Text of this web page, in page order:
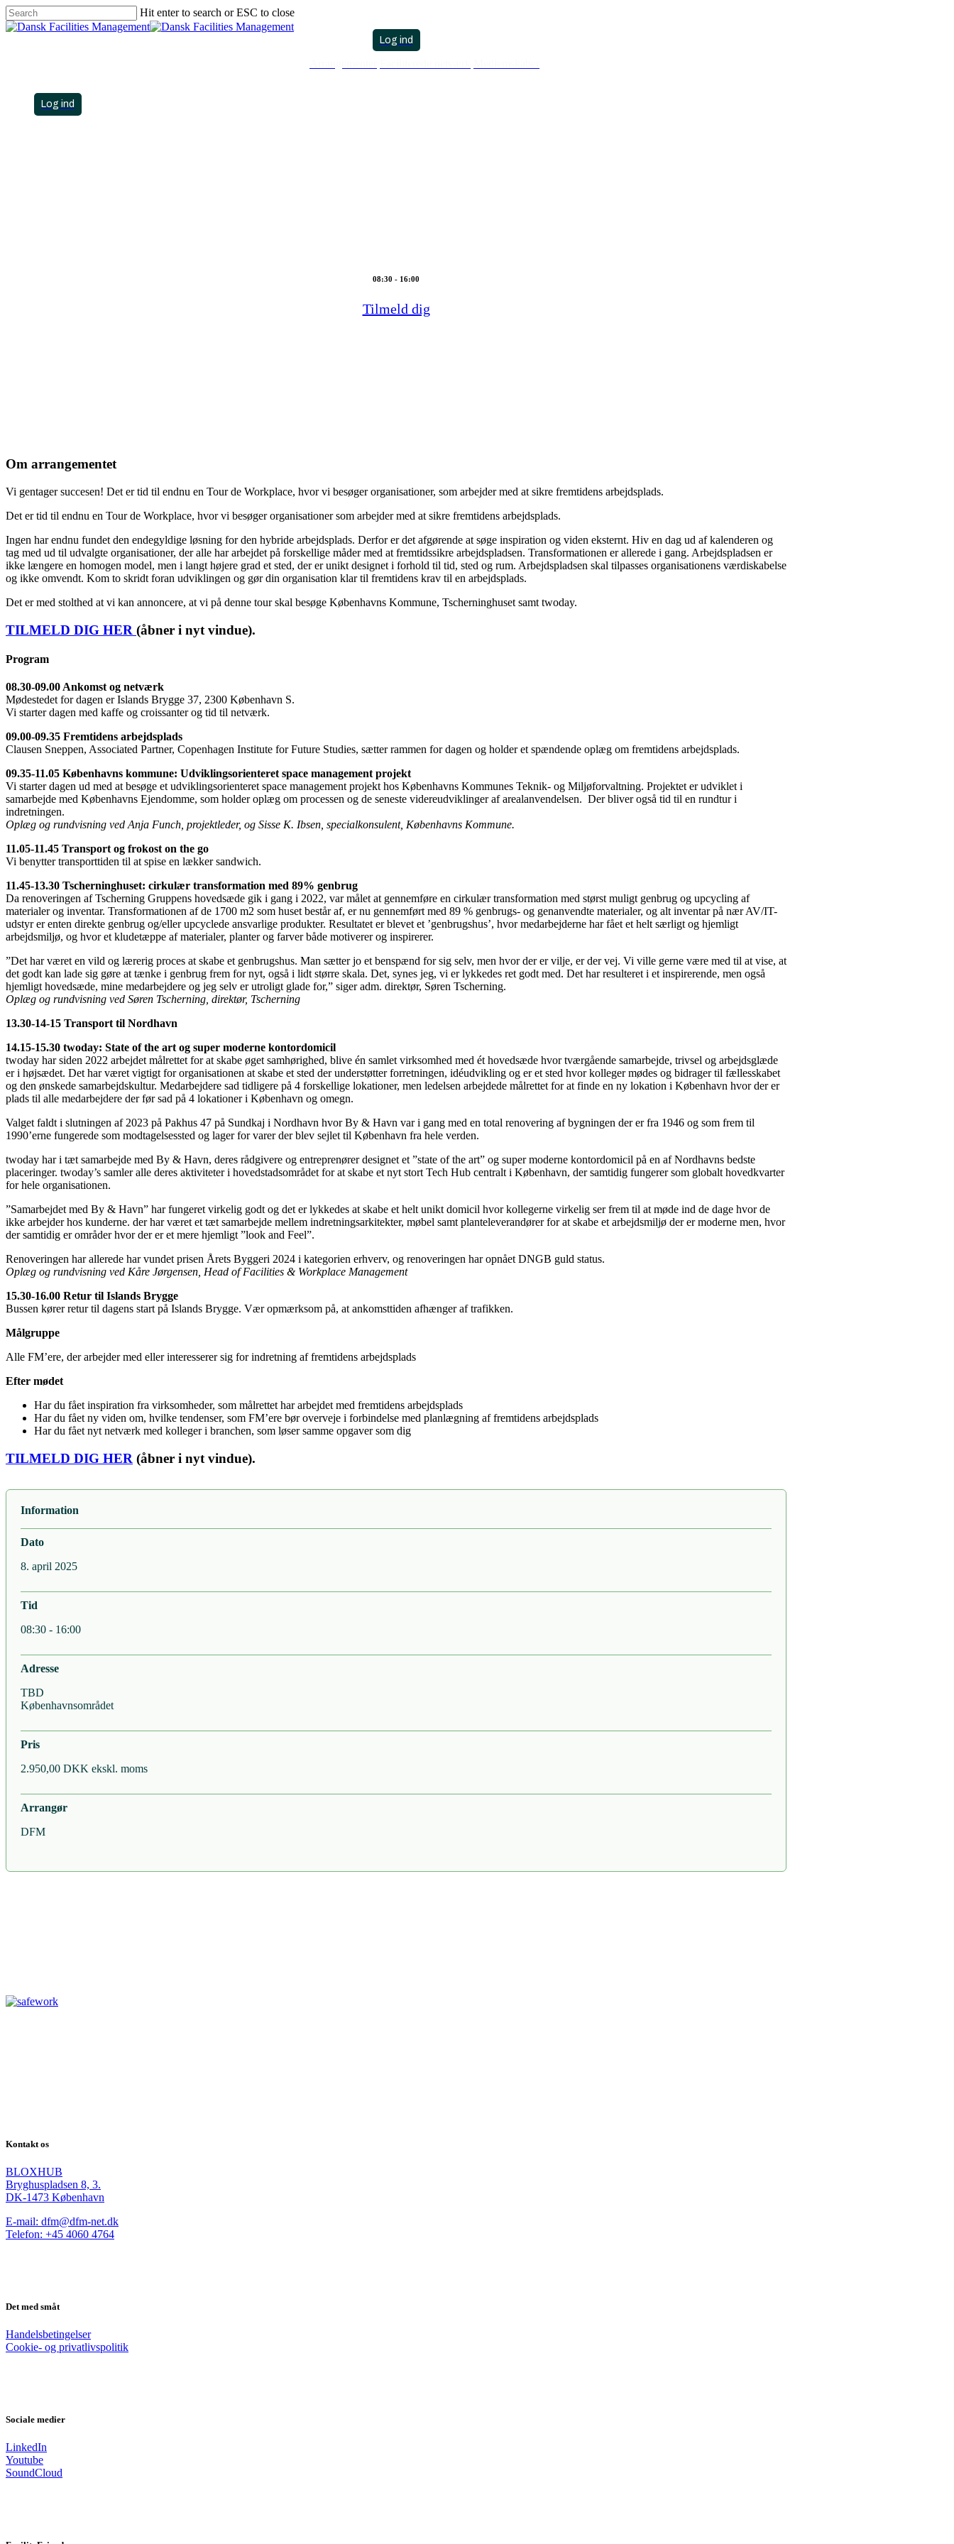
Hit enter to search or ESC to close
Close
search
account
Menu
search
Menu
08:30 - 16:00
Tilmeld dig
Om arrangementet
Vi gentager succesen! Det er tid til endnu en Tour de Workplace, hvor vi besøger organisationer, som arbejder med at sikre fremtidens arbejdsplads.
Det er tid til endnu en Tour de Workplace, hvor vi besøger organisationer som arbejder med at sikre fremtidens arbejdsplads.
Ingen har endnu fundet den endegyldige løsning for den hybride arbejdsplads. Derfor er det afgørende at søge inspiration og viden eksternt. Hiv en dag ud af kalenderen og
tag med ud til udvalgte organisationer, der alle har arbejdet på forskellige måder med at fremtidssikre arbejdspladsen. Transformationen er allerede i gang. Arbejdspladsen er
ikke længere en homogen model, men i langt højere grad et sted, der er unikt designet i forhold til tid, sted og rum. Arbejdspladsen skal tilpasses organisationens værdiskabelse
og ikke omvendt. Kom to skridt foran udviklingen og gør din organisation klar til fremtidens krav til en arbejdsplads.
Det er med stolthed at vi kan annoncere, at vi på denne tour skal besøge Københavns Kommune, Tscherninghuset samt twoday.
TILMELD DIG HER (åbner i nyt vindue).
Program
08.30-09.00 Ankomst og netværk
Mødestedet for dagen er Islands Brygge 37, 2300 København S.
Vi starter dagen med kaffe og croissanter og tid til netværk.
09.00-09.35 Fremtidens arbejdsplads
Clausen Sneppen, Associated Partner, Copenhagen Institute for Future Studies, sætter rammen for dagen og holder et spændende oplæg om fremtidens arbejdsplads.
09.35-11.05 Københavns kommune: Udviklingsorienteret space management projekt
Vi starter dagen ud med at besøge et udviklingsorienteret space management projekt hos Københavns Kommunes Teknik- og Miljøforvaltning. Projektet er udviklet i
samarbejde med Københavns Ejendomme, som holder oplæg om processen og de seneste videreudviklinger af arealanvendelsen. Der bliver også tid til en rundtur i
indretningen.
Oplæg og rundvisning ved Anja Funch, projektleder, og Sisse K. Ibsen, specialkonsulent, Københavns Kommune.
11.05-11.45 Transport og frokost on the go
Vi benytter transporttiden til at spise en lækker sandwich.
11.45-13.30 Tscherninghuset: cirkulær transformation med 89% genbrug
Da renoveringen af Tscherning Gruppens hovedsæde gik i gang i 2022, var målet at gennemføre en cirkulær transformation med størst muligt genbrug og upcycling af
materialer og inventar. Transformationen af de 1700 m2 som huset består af, er nu gennemført med 89 % genbrugs- og genanvendte materialer, og alt inventar på nær AV/IT-
udstyr er enten direkte genbrug og/eller upcyclede ansvarlige produkter. Resultatet er blevet et ’genbrugshus’, hvor medarbejderne har fået et helt særligt og hjemligt
arbejdsmiljø, og hvor et kludetæppe af materialer, planter og farver både motiverer og inspirerer.
”Det har været en vild og lærerig proces at skabe et genbrugshus. Man sætter jo et benspænd for sig selv, men hvor der er vilje, er der vej. Vi ville gerne være med til at vise, at
det godt kan lade sig gøre at tænke i genbrug frem for nyt, også i lidt større skala. Det, synes jeg, vi er lykkedes ret godt med. Det har resulteret i et inspirerende, men også
hjemligt hovedsæde, mine medarbejdere og jeg selv er utroligt glade for,” siger adm. direktør, Søren Tscherning.
Oplæg og rundvisning ved Søren Tscherning, direktør, Tscherning
13.30-14-15 Transport til Nordhavn
14.15-15.30 twoday: State of the art og super moderne kontordomicil
twoday har siden 2022 arbejdet målrettet for at skabe øget samhørighed, blive én samlet virksomhed med ét hovedsæde hvor tværgående samarbejde, trivsel og arbejdsglæde
er i højsædet. Det har været vigtigt for organisationen at skabe et sted der understøtter forretningen, idéudvikling og er et sted hvor kolleger mødes og bidrager til fællesskabet
og den ønskede samarbejdskultur. Medarbejdere sad tidligere på 4 forskellige lokationer, men ledelsen arbejdede målrettet for at finde en ny lokation i København hvor der er
plads til alle medarbejdere der før sad på 4 lokationer i København og omegn.
Valget faldt i slutningen af 2023 på Pakhus 47 på Sundkaj i Nordhavn hvor By & Havn var i gang med en total renovering af bygningen der er fra 1946 og som frem til
1990’erne fungerede som modtagelsessted og lager for varer der blev sejlet til København fra hele verden.
twoday har i tæt samarbejde med By & Havn, deres rådgivere og entreprenører designet et ”state of the art” og super moderne kontordomicil på en af Nordhavns bedste
placeringer. twoday’s samler alle deres aktiviteter i hovedstadsområdet for at skabe et nyt stort Tech Hub centralt i København, der samtidig fungerer som globalt hovedkvarter
for hele organisationen.
”Samarbejdet med By & Havn” har fungeret virkelig godt og det er lykkedes at skabe et helt unikt domicil hvor kollegerne virkelig ser frem til at møde ind de dage hvor de
ikke arbejder hos kunderne. der har været et tæt samarbejde mellem indretningsarkitekter, møbel samt planteleverandører for at skabe et arbejdsmiljø der er moderne men, hvor
der samtidig er områder hvor der er et mere hjemligt ”look and Feel”.
Renoveringen har allerede har vundet prisen Årets Byggeri 2024 i kategorien erhverv, og renoveringen har opnået DNGB guld status.
Oplæg og rundvisning ved Kåre Jørgensen, Head of Facilities & Workplace Management
15.30-16.00 Retur til Islands Brygge
Bussen kører retur til dagens start på Islands Brygge. Vær opmærksom på, at ankomsttiden afhænger af trafikken.
Målgruppe
Alle FM’ere, der arbejder med eller interesserer sig for indretning af fremtidens arbejdsplads
Efter mødet
Har du fået inspiration fra virksomheder, som målrettet har arbejdet med fremtidens arbejdsplads
Har du fået ny viden om, hvilke tendenser, som FM’ere bør overveje i forbindelse med planlægning af fremtidens arbejdsplads
Har du fået nyt netværk med kolleger i branchen, som løser samme opgaver som dig
TILMELD DIG HER (åbner i nyt vindue).
Information
Dato
8. april 2025
Tid
08:30 - 16:00
Adresse
TBD
Københavnsområdet
Pris
2.950,00 DKK ekskl. moms
Arrangør
DFM
Kontakt os
BLOXHUB
Bryghuspladsen 8, 3.
DK-1473 København
E-mail: dfm@dfm-net.dk
Telefon: +45 4060 4764
Det med småt
Handelsbetingelser
Cookie- og privatlivspolitik
Sociale medier
LinkedIn
Youtube
SoundCloud